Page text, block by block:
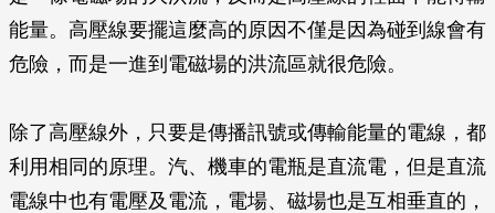
能量。高壓線要擺這麼高的原因不僅是因為碰到線會有
危險，而是一進到電磁場的洪流區就很危險。
除了高壓線外，只要是傳播訊號或傳輸能量的電線，都
利用相同的原理。汽、機車的電瓶是直流電，但是直流
電線中也有電壓及電流，電場、磁場也是互相垂直的，